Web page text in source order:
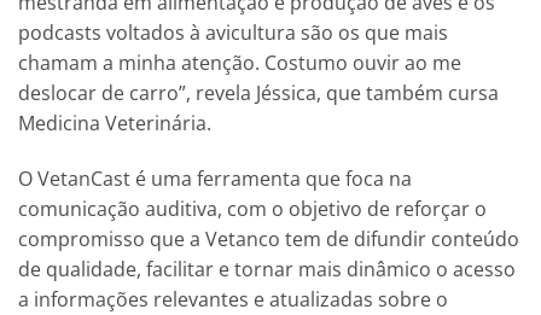
podcasts voltados à avicultura são os que mais
chamam a minha atenção. Costumo ouvir ao me
deslocar de carro”, revela Jéssica, que também cursa
Medicina Veterinária.
O VetanCast é uma ferramenta que foca na
comunicação auditiva, com o objetivo de reforçar o
compromisso que a Vetanco tem de difundir conteúdo
de qualidade, facilitar e tornar mais dinâmico o acesso
a informações relevantes e atualizadas sobre o